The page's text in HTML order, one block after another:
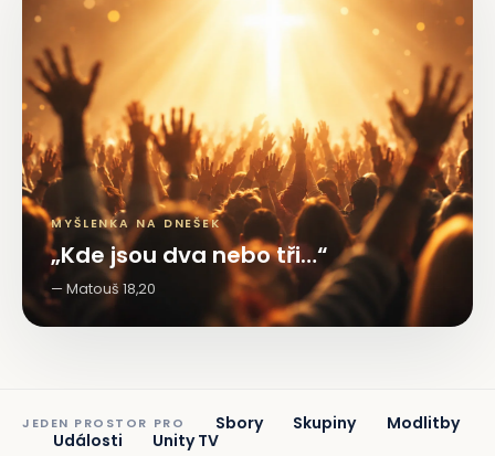
MYŠLENKA NA DNEŠEK
„Kde jsou dva nebo tři…“
Matouš 18,20
JEDEN PROSTOR PRO Sbory Skupiny
Modlitby
Události
Unity TV